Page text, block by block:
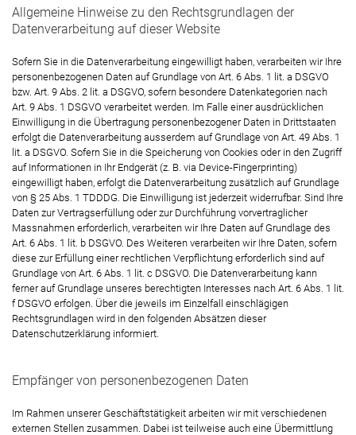
Allgemeine Hinweise zu den Rechtsgrundlagen der
Datenverarbeitung auf dieser Website
Sofern Sie in die Datenverarbeitung eingewilligt haben, verarbeiten wir Ihre
personenbezogenen Daten auf Grundlage von Art. 6 Abs. 1 lit. a DSGVO
bzw. Art. 9 Abs. 2 lit. a DSGVO, sofern besondere Datenkategorien nach
Art. 9 Abs. 1 DSGVO verarbeitet werden. Im Falle einer ausdrücklichen
Einwilligung in die Übertragung personenbezogener Daten in Drittstaaten
erfolgt die Datenverarbeitung ausserdem auf Grundlage von Art. 49 Abs. 1
lit. a DSGVO. Sofern Sie in die Speicherung von Cookies oder in den Zugriff
auf Informationen in Ihr Endgerät (z. B. via Device-Fingerprinting)
eingewilligt haben, erfolgt die Datenverarbeitung zusätzlich auf Grundlage
von § 25 Abs. 1 TDDDG. Die Einwilligung ist jederzeit widerrufbar. Sind Ihre
Daten zur Vertragserfüllung oder zur Durchführung vorvertraglicher
Massnahmen erforderlich, verarbeiten wir Ihre Daten auf Grundlage des
Art. 6 Abs. 1 lit. b DSGVO. Des Weiteren verarbeiten wir Ihre Daten, sofern
diese zur Erfüllung einer rechtlichen Verpflichtung erforderlich sind auf
Grundlage von Art. 6 Abs. 1 lit. c DSGVO. Die Datenverarbeitung kann
ferner auf Grundlage unseres berechtigten Interesses nach Art. 6 Abs. 1 lit.
f DSGVO erfolgen. Über die jeweils im Einzelfall einschlägigen
Rechtsgrundlagen wird in den folgenden Absätzen dieser
Datenschutzerklärung informiert.
Empfänger von personenbezogenen Daten
Im Rahmen unserer Geschäftstätigkeit arbeiten wir mit verschiedenen
externen Stellen zusammen. Dabei ist teilweise auch eine Übermittlung